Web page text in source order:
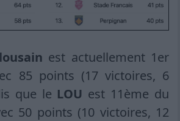
est actuellement 1er
85 points (17 victoires, 6
que le LOU est 11ème du
50 points (10 victoires, 12